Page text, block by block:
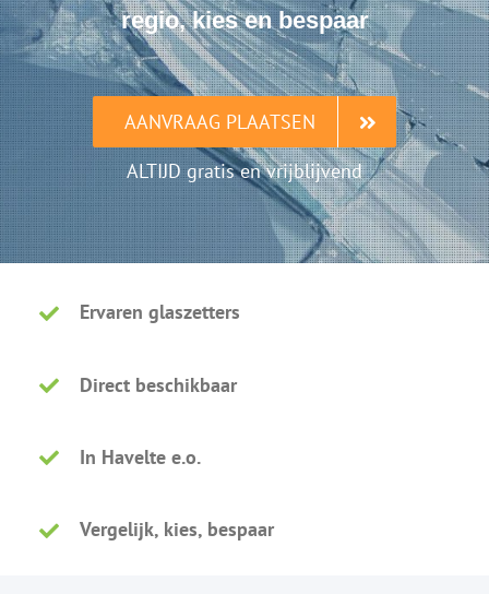
regio, kies en bespaar
AANVRAAG PLAATSEN
ALTIJD gratis en vrijblijvend
Ervaren glaszetters
Direct beschikbaar
In Havelte e.o.
Vergelijk, kies, bespaar